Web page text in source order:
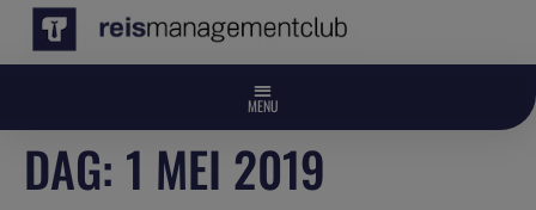
DAG: 1 MEI 2019